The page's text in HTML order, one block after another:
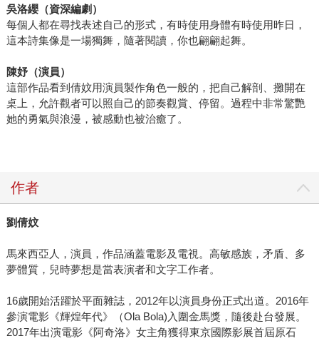
吳洛纓（資深編劇）
每個人都在尋找表述自己的形式，有時使用身體有時使用昨日，
這本詩集像是一場獨舞，隨著閱讀，你也翩翩起舞。
陳妤（演員）
這部作品看到倩妏用演員製作角色一般的，把自己解剖、攤開在
桌上，允許觀者可以照自己的節奏觀賞、停留。過程中非常驚艷
她的勇氣與浪漫，被感動也被治癒了。
作者
劉倩妏
馬來西亞人，演員，作品涵蓋電影及電視。高敏感族，矛盾、多
夢體質，兒時夢想是當表演者和文字工作者。
16歲開始活躍於平面雜誌，2012年以演員身份正式出道。2016年
參演電影《輝煌年代》（Ola Bola)入圍金馬獎，隨後赴台發展。
2017年出演電影《阿奇洛》女主角獲得東京國際影展首屆原石